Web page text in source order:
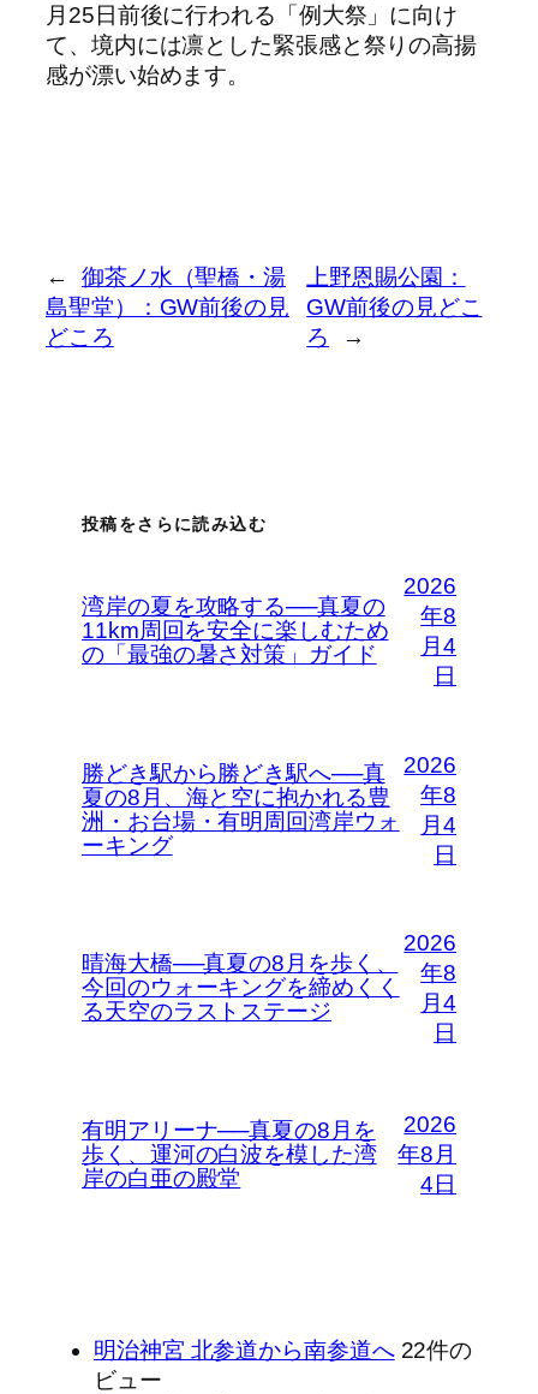
月25日前後に行われる「例大祭」に向け
て、境内には凛とした緊張感と祭りの高揚
感が漂い始めます。
←
御茶ノ水（聖橋・湯
島聖堂）：GW前後の見
どころ
上野恩賜公園：
GW前後の見どこ
ろ
→
投稿をさらに読み込む
湾岸の夏を攻略する──真夏の
11km周回を安全に楽しむため
の「最強の暑さ対策」ガイド
2026
年8
月4
日
勝どき駅から勝どき駅へ──真
夏の8月、海と空に抱かれる豊
洲・お台場・有明周回湾岸ウォ
ーキング
2026
年8
月4
日
晴海大橋──真夏の8月を歩く、
今回のウォーキングを締めくく
る天空のラストステージ
2026
年8
月4
日
有明アリーナ──真夏の8月を
歩く、運河の白波を模した湾
岸の白亜の殿堂
2026
年8月
4日
明治神宮 北参道から南参道へ 22件の
ビュー